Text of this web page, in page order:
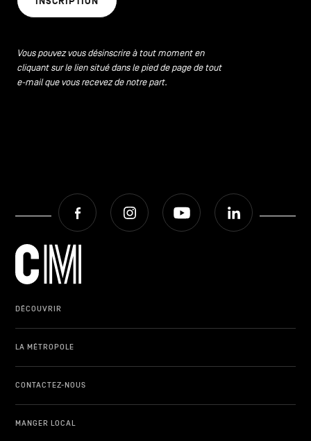
secondaire
COOKIES POLICY
NL EN
Vous pouvez vous désinscrire à tout moment en
cliquant sur le lien situé dans le pied de page de tout
e-mail que vous recevez de notre part.
Facebook Instagram Youtube
DÉCOUVRIR
LA MÉTROPOLE
CONTACTEZ-NOUS
MANGER LOCAL